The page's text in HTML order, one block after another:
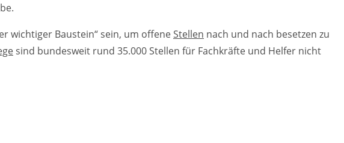
wichtiger Baustein“ sein, um offeneStellen nach und nach besetzen zu
sind bundesweit rund 35.000 Stellen für Fachkräfte und Helfer nicht